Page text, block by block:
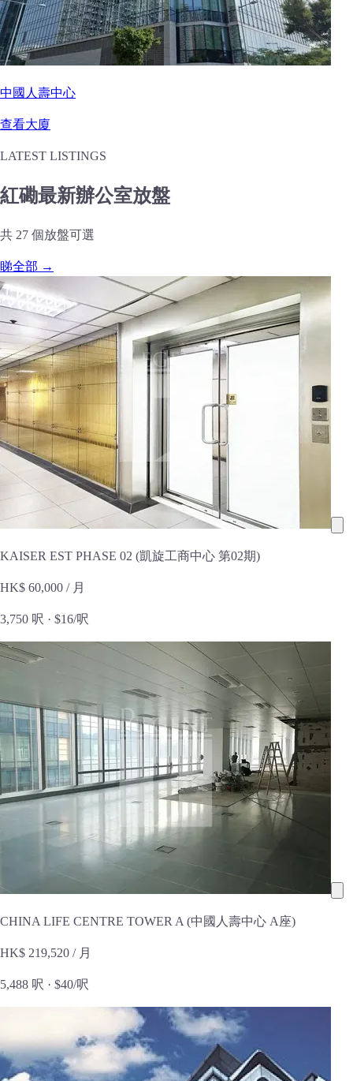
中國人壽中心
查看大廈
LATEST LISTINGS
紅磡最新辦公室放盤
共 27 個放盤可選
睇全部 →
KAISER EST PHASE 02 (凱旋工商中心 第02期)
HK$ 60,000 / 月
3,750 呎 · $16/呎
CHINA LIFE CENTRE TOWER A (中國人壽中心 A座)
HK$ 219,520 / 月
5,488 呎 · $40/呎